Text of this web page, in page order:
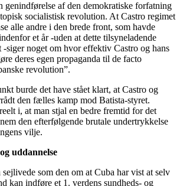
af den demokratiske forfatning
socialistisk revolution. At Castro regimet
alle andre i den brede front, som havde
et år -uden at dette tilsyneladende
-siger noget om hvor effektiv Castro og hans
deres egen propaganda til de facto
revolution”.
burde det have stået klart, at Castro og
den fælles kamp mod Batista-styret.
i, at man stjal en bedre fremtid for det
den efterfølgende brutale undertrykkelse
vilje.
uddannelse
som den om at Cuba har vist at selv
kan indføre et 1. verdens sundheds- og